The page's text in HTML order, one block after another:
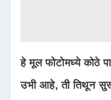
हे मूल फोटोमध्ये कोठे
उभी आहे, ती तिथून